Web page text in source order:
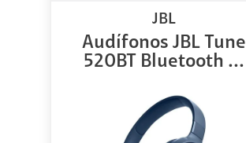
JBL
Audífonos JBL Tune
520BT Bluetooth ...